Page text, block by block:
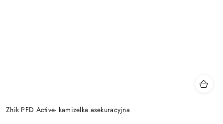
Zhik PFD Active- kamizelka asekuracyjna